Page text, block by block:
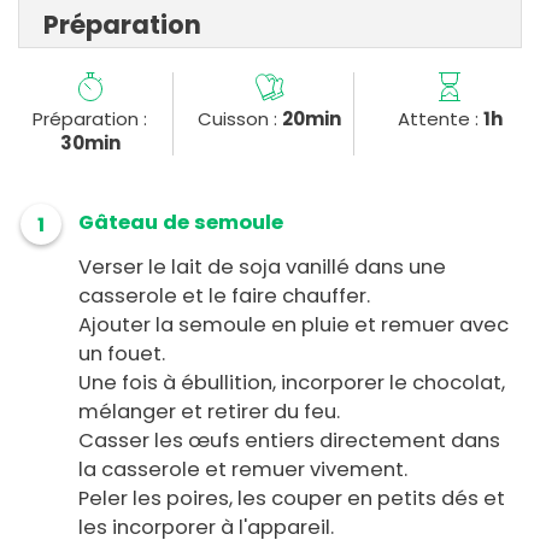
Préparation
Préparation :
30min
Cuisson : 20min Attente : 1h
1
Gâteau de semoule
Verser le lait de soja vanillé dans une
casserole et le faire chauffer.
Ajouter la semoule en pluie et remuer avec
un fouet.
Une fois à ébullition, incorporer le chocolat,
mélanger et retirer du feu.
Casser les œufs entiers directement dans
la casserole et remuer vivement.
Peler les poires, les couper en petits dés et
les incorporer à l'appareil.